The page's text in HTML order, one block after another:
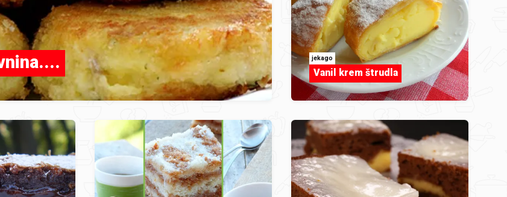
jekago
Vanil krem štrudla